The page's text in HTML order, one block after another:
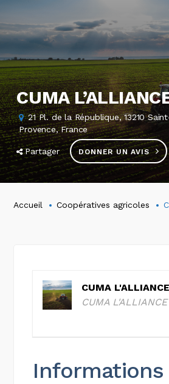
CUMA
21 Pl. de la République, 13210
Provence, France
Partager DONNER UN AVIS
Accueil Coopératives agricoles
CUMA L'ALLIANCE
CUMA L'ALLIANCE
Informations